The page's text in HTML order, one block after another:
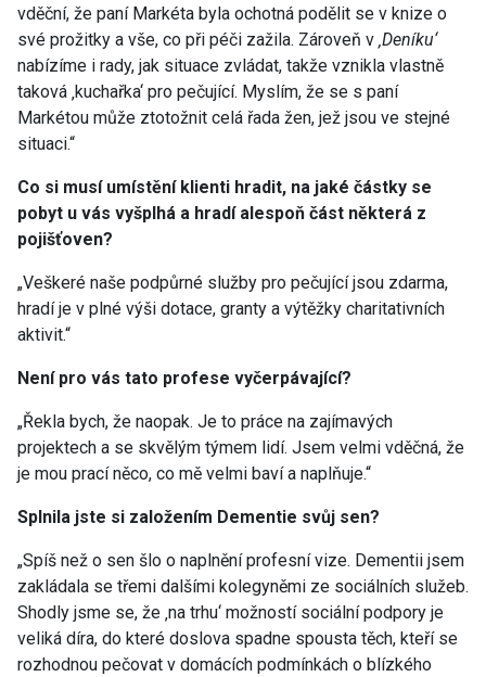
vděční, že paní Markéta byla ochotná podělit se v knize o
své prožitky a vše, co při péči zažila. Zároveň v ‚Deníku‘
nabízíme i rady, jak situace zvládat, takže vznikla vlastně
taková ‚kuchařka‘ pro pečující. Myslím, že se s paní
Markétou může ztotožnit celá řada žen, jež jsou ve stejné
situaci.“
Co si musí umístění klienti hradit, na jaké částky se
pobyt u vás vyšplhá a hradí alespoň část některá z
pojišťoven?
„Veškeré naše podpůrné služby pro pečující jsou zdarma,
hradí je v plné výši dotace, granty a výtěžky charitativních
aktivit.“
Není pro vás tato profese vyčerpávající?
„Řekla bych, že naopak. Je to práce na zajímavých
projektech a se skvělým týmem lidí. Jsem velmi vděčná, že
je mou prací něco, co mě velmi baví a naplňuje.“
Splnila jste si založením Dementie svůj sen?
„Spíš než o sen šlo o naplnění profesní vize. Dementii jsem
zakládala se třemi dalšími kolegyněmi ze sociálních služeb.
Shodly jsme se, že ‚na trhu‘ možností sociální podpory je
veliká díra, do které doslova spadne spousta těch, kteří se
rozhodnou pečovat v domácích podmínkách o blízkého